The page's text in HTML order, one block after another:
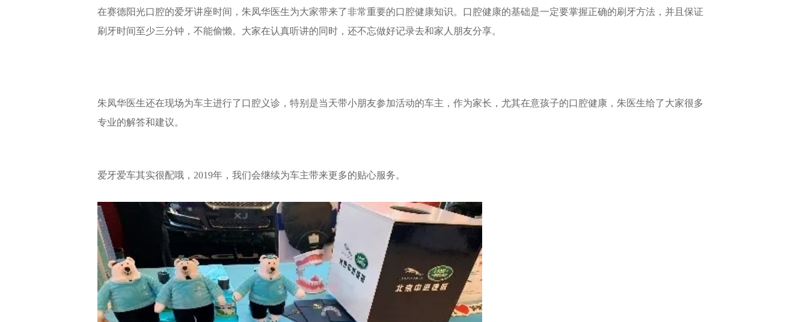
在赛德阳光口腔的爱牙讲座时间，朱凤华医生为大家带来了非常重要的口腔健康知识。口腔健康的基础是一定要掌握正确的刷牙方法，并且保证
刷牙时间至少三分钟，不能偷懒。大家在认真听讲的同时，还不忘做好记录去和家人朋友分享。
朱凤华医生还在现场为车主进行了口腔义诊，特别是当天带小朋友参加活动的车主，作为家长，尤其在意孩子的口腔健康，朱医生给了大家很多
专业的解答和建议。
爱牙爱车其实很配哦，2019年，我们会继续为车主带来更多的贴心服务。